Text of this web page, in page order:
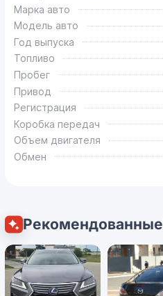
Марка авто
Модель авто
Год выпуска
Топливо
Пробег
Привод
Регистрация
Коробка передач
Объем двигателя
Обмен
Рекомендованные